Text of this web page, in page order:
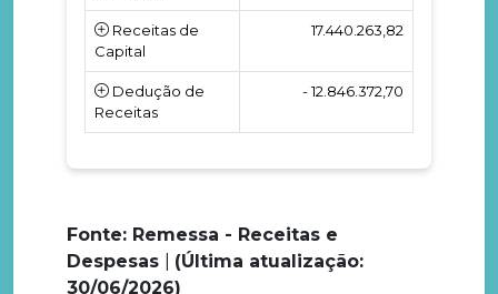
Receitas de
Capital
17.440.263,82
Dedução de
Receitas
- 12.846.372,70
Fonte: Remessa - Receitas e
Despesas
(Última atualização:
30/06/2026)